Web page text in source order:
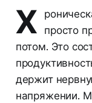
Х
просто
потом. Это
держит
напряжении.